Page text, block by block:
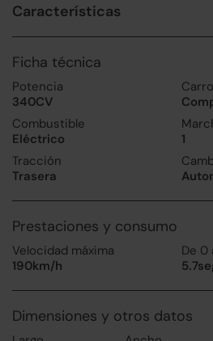
Características
Ficha técnica
Potencia
340CV
Combustible
Eléctrico
1
Tracción
Trasera
Prestaciones y consumo
Velocidad máxima
190km/h
De 0
Dimensiones y otros datos